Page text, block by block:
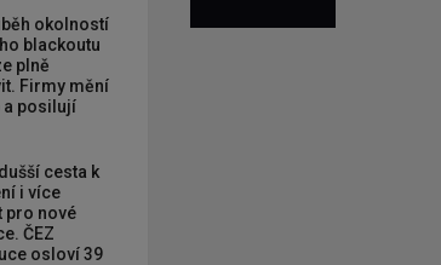
okolností
blackoutu
plně
Firmy mění
a posilují
cesta k
i více
pro nové
ČEZ
osloví 39